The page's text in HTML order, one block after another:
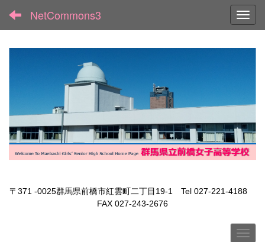
NetCommons3
〒371 -0025群馬県前橋市紅雲町二丁目19-1 Tel 027-221-4188
FAX 027-243-2676